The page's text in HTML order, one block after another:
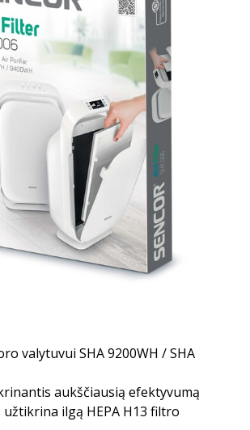
valytuvui SHA 9200WH / SHA
aukščiausią efektyvumą
užtikrina ilgą HEPA H13 filtro